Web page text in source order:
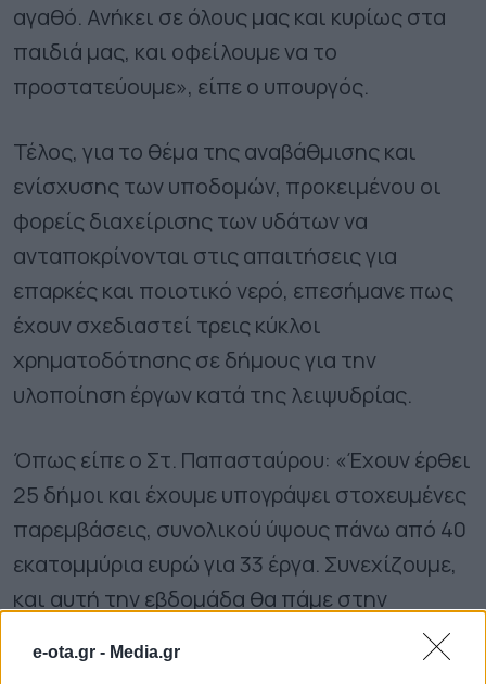
e-ota.gr - Media.gr
αγαθό. Ανήκει σε όλους μας και κυρίως στα
παιδιά μας, και οφείλουμε να το
προστατεύουμε», είπε ο υπουργός.
Τέλος, για το θέμα της αναβάθμισης και
ενίσχυσης των υποδομών, προκειμένου οι
φορείς διαχείρισης των υδάτων να
ανταποκρίνονται στις απαιτήσεις για
επαρκές και ποιοτικό νερό, επεσήμανε πως
έχουν σχεδιαστεί τρεις κύκλοι
χρηματοδότησης σε δήμους για την
υλοποίηση έργων κατά της λειψυδρίας.
Όπως είπε ο Στ. Παπασταύρου: «Έχουν έρθει
25 δήμοι και έχουμε υπογράψει στοχευμένες
παρεμβάσεις, συνολικού ύψους πάνω από 40
εκατομμύρια ευρώ για 33 έργα. Συνεχίζουμε,
και αυτή την εβδομάδα θα πάμε στην